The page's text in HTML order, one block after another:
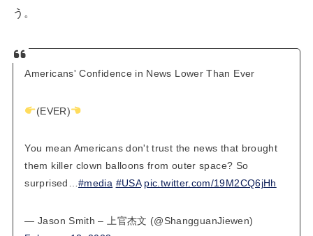
う。
Americans' Confidence in News Lower Than Ever
(EVER)
You mean Americans don't trust the news that brought
them killer clown balloons from outer space? So
surprised…#media #USA pic.twitter.com/19M2CQ6jHh
— Jason Smith – 上官杰文 (@ShangguanJiewen)